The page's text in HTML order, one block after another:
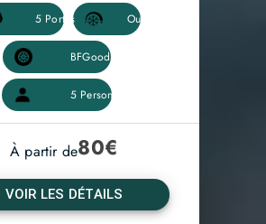
À partir de €
80
VOIR LES DÉTAILS